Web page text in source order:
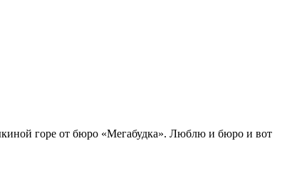
горе от бюро «Мегабудка». Люблю и бюро и вот